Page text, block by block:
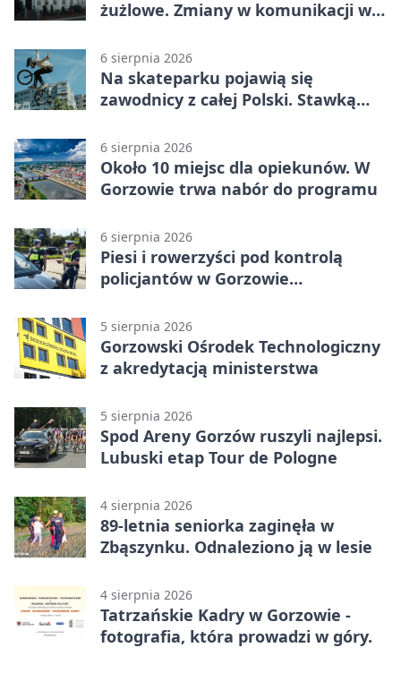
żużlowe. Zmiany w komunikacji w
6 sierpnia 2026
Na skateparku pojawią się
zawodnicy z całej Polski. Stawką
6 sierpnia 2026
Około 10 miejsc dla opiekunów. W
Gorzowie trwa nabór do programu
6 sierpnia 2026
Piesi i rowerzyści pod kontrolą
policjantów w Gorzowie
5 sierpnia 2026
Gorzowski Ośrodek Technologiczny
z akredytacją ministerstwa
5 sierpnia 2026
Spod Areny Gorzów ruszyli najlepsi.
Lubuski etap Tour de Pologne
4 sierpnia 2026
89-letnia seniorka zaginęła w
Zbąszynku. Odnaleziono ją w lesie
4 sierpnia 2026
Tatrzańskie Kadry w Gorzowie -
fotografia, która prowadzi w góry.